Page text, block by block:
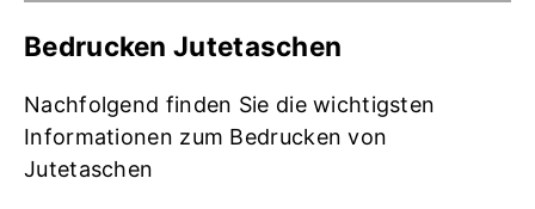
Bedrucken Jutetaschen
Nachfolgend finden Sie die wichtigsten
Informationen zum Bedrucken von
Jutetaschen